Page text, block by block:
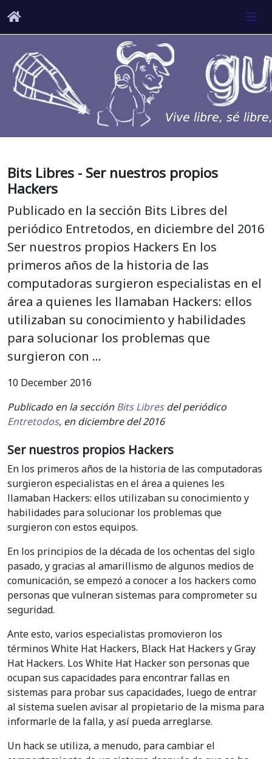
Bits Libres - Ser nuestros propios
Hackers
Publicado en la sección Bits Libres del
periódico Entretodos, en diciembre del 2016
Ser nuestros propios Hackers En los
primeros años de la historia de las
computadoras surgieron especialistas en el
área a quienes les llamaban Hackers: ellos
utilizaban su conocimiento y habilidades
para solucionar los problemas que
surgieron con …
10 December 2016
Publicado en la secciónBits Libresdel periódico
Entretodos, en diciembre del 2016
Ser nuestros propios Hackers
En los primeros años de la historia de las computadoras
surgieron especialistas en el área a quienes les
llamaban Hackers: ellos utilizaban su conocimiento y
habilidades para solucionar los problemas que
surgieron con estos equipos.
En los principios de la década de los ochentas del siglo
pasado, y gracias al amarillismo de algunos medios de
comunicación, se empezó a conocer a los hackers como
personas que vulneran sistemas para comprometer su
seguridad.
Ante esto, varios especialistas promovieron los
términos White Hat Hackers, Black Hat Hackers y Gray
Hat Hackers. Los White Hat Hacker son personas que
ocupan sus capacidades para encontrar fallas en
sistemas para probar sus capacidades, luego de entrar
al sistema suelen avisar al propietario de la misma para
informarle de la falla, y así pueda arreglarse.
Un hack se utiliza, a menudo, para cambiar el